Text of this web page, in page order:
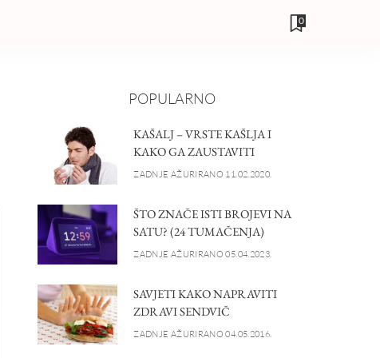
0
POPULARNO
KAŠALJ – VRSTE KAŠLJA I
KAKO GA ZAUSTAVITI
ZADNJE AŽURIRANO 11.02.2020.
ŠTO ZNAČE ISTI BROJEVI NA
SATU? (24 TUMAČENJA)
ZADNJE AŽURIRANO 05.04.2023.
SAVJETI KAKO NAPRAVITI
ZDRAVI SENDVIČ
ZADNJE AŽURIRANO 04.05.2016.